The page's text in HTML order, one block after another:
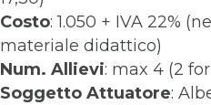
Costo: 1.050 + IVA 22%
materiale didattico)
Num. Allievi: max 4 (2
Soggetto Attuatore: